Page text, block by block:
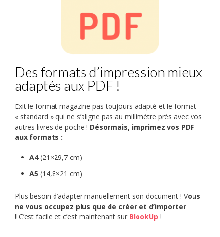
Des formats d’impression mieux
adaptés aux PDF !
Exit le format magazine pas toujours adapté et le format
« standard » qui ne s’aligne pas au millimètre près avec vos
autres livres de poche ! Désormais, imprimez vos PDF
aux formats :
A4(21×29,7 cm)
A5 (14,8×21 cm)
Plus besoin d’adapter manuellement son document ! Vous
ne vous occupez plus que de créer et d’importer
! C’est facile et c’est maintenant sur BlookUp !